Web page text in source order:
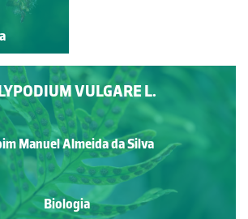
VULGARE L.
Manuel Almeida da Silva
Biologia